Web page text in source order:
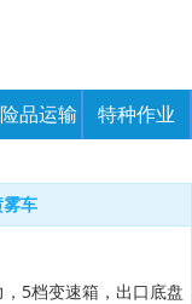
品运输 特种作业
车
5档变速箱，出口底盘